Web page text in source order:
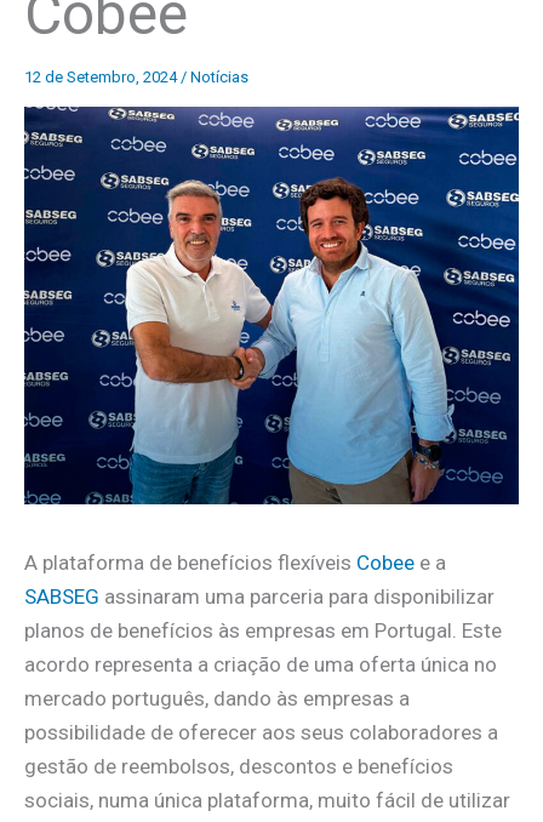
12 de Setembro, 2024 / Notícias
A plataforma de benefícios flexíveis Cobee e a
SABSEG assinaram uma parceria para disponibilizar
planos de benefícios às empresas em Portugal. Este
acordo representa a criação de uma oferta única no
mercado português, dando às empresas a
possibilidade de oferecer aos seus colaboradores a
gestão de reembolsos, descontos e benefícios
sociais, numa única plataforma, muito fácil de utilizar